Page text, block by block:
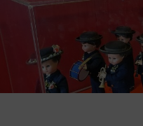
Zum
springen